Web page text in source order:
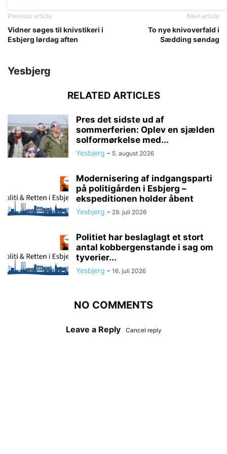
Previous article
Vidner søges til knivstikeri i
Esbjerg lørdag aften
Next article
To nye knivoverfald i
Sædding søndag
Yesbjerg
RELATED ARTICLES
Pres det sidste ud af
sommerferien: Oplev en sjælden
solformørkelse med...
Yesbjerg - 5. august 2026
Modernisering af indgangsparti
på politigården i Esbjerg –
ekspeditionen holder åbent
Yesbjerg - 29. juli 2026
Politiet har beslaglagt et stort
antal kobbergenstande i sag om
tyverier...
Yesbjerg - 16. juli 2026
NO COMMENTS
Leave a Reply Cancel reply